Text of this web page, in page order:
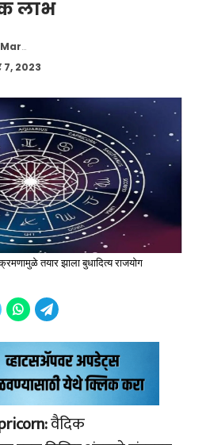
लाभ
7, 2023
तयार झाला बुधादित्य राजयोग
वैदिक